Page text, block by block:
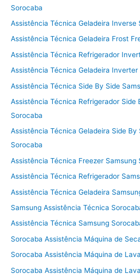
Sorocaba
Assistência Técnica Geladeira Inverse
Assistência Técnica Geladeira Frost
Assistência Técnica Refrigerador
Assistência Técnica Geladeira Inverter
Assistência Técnica Side By Side
Assistência Técnica Refrigerador Side
Sorocaba
Assistência Técnica Geladeira Side By
Sorocaba
Assistência Técnica Freezer Samsung
Assistência Técnica Refrigerador
Assistência Técnica Geladeira
Samsung Assistência Técnica
Assistência Técnica Samsung
Sorocaba Assistência Máquina de
Sorocaba Assistência Máquina de
Sorocaba Assistência Máquina de